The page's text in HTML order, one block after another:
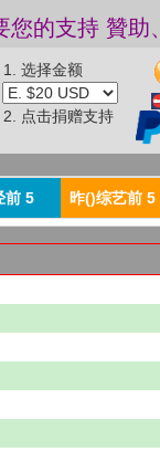
支持 贊助、捐
1. 选择金额
2. 点击捐赠支持
前 5 昨()综艺前 5